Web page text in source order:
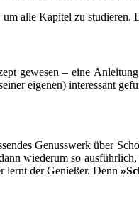
alle Kapitel zu studieren.
gewesen – eine
eigenen) interessant
Genusswerk über
wiederum so
lernt der Genießer. Denn